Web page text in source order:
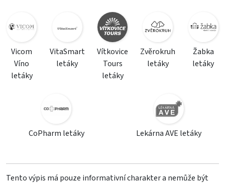
Vicom
Víno
letáky
VitaSmart
letáky
Vítkovice
Tours
letáky
Zvěrokruh
letáky
Žabka
letáky
CoPharm letáky Lekárna AVE letáky
Tento výpis má pouze informativní charakter a nemůže být